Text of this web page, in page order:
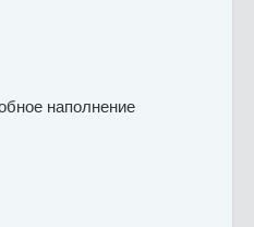
наполнение